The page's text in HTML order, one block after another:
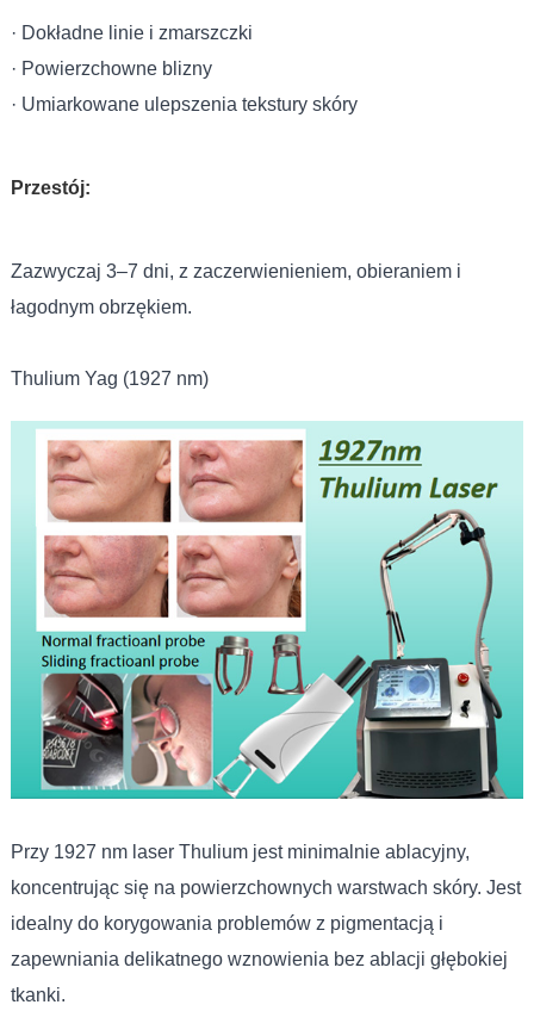
· Dokładne linie i zmarszczki
· Powierzchowne blizny
· Umiarkowane ulepszenia tekstury skóry
Przestój:
Zazwyczaj 3–7 dni, z zaczerwienieniem, obieraniem i
łagodnym obrzękiem.
Thulium Yag (1927 nm)
Przy 1927 nm laser Thulium jest minimalnie ablacyjny,
koncentrując się na powierzchownych warstwach skóry. Jest
idealny do korygowania problemów z pigmentacją i
zapewniania delikatnego wznowienia bez ablacji głębokiej
tkanki.